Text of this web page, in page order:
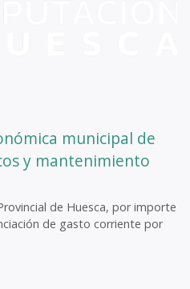
municipal de
y mantenimiento
de Huesca, por importe
de gasto corriente por